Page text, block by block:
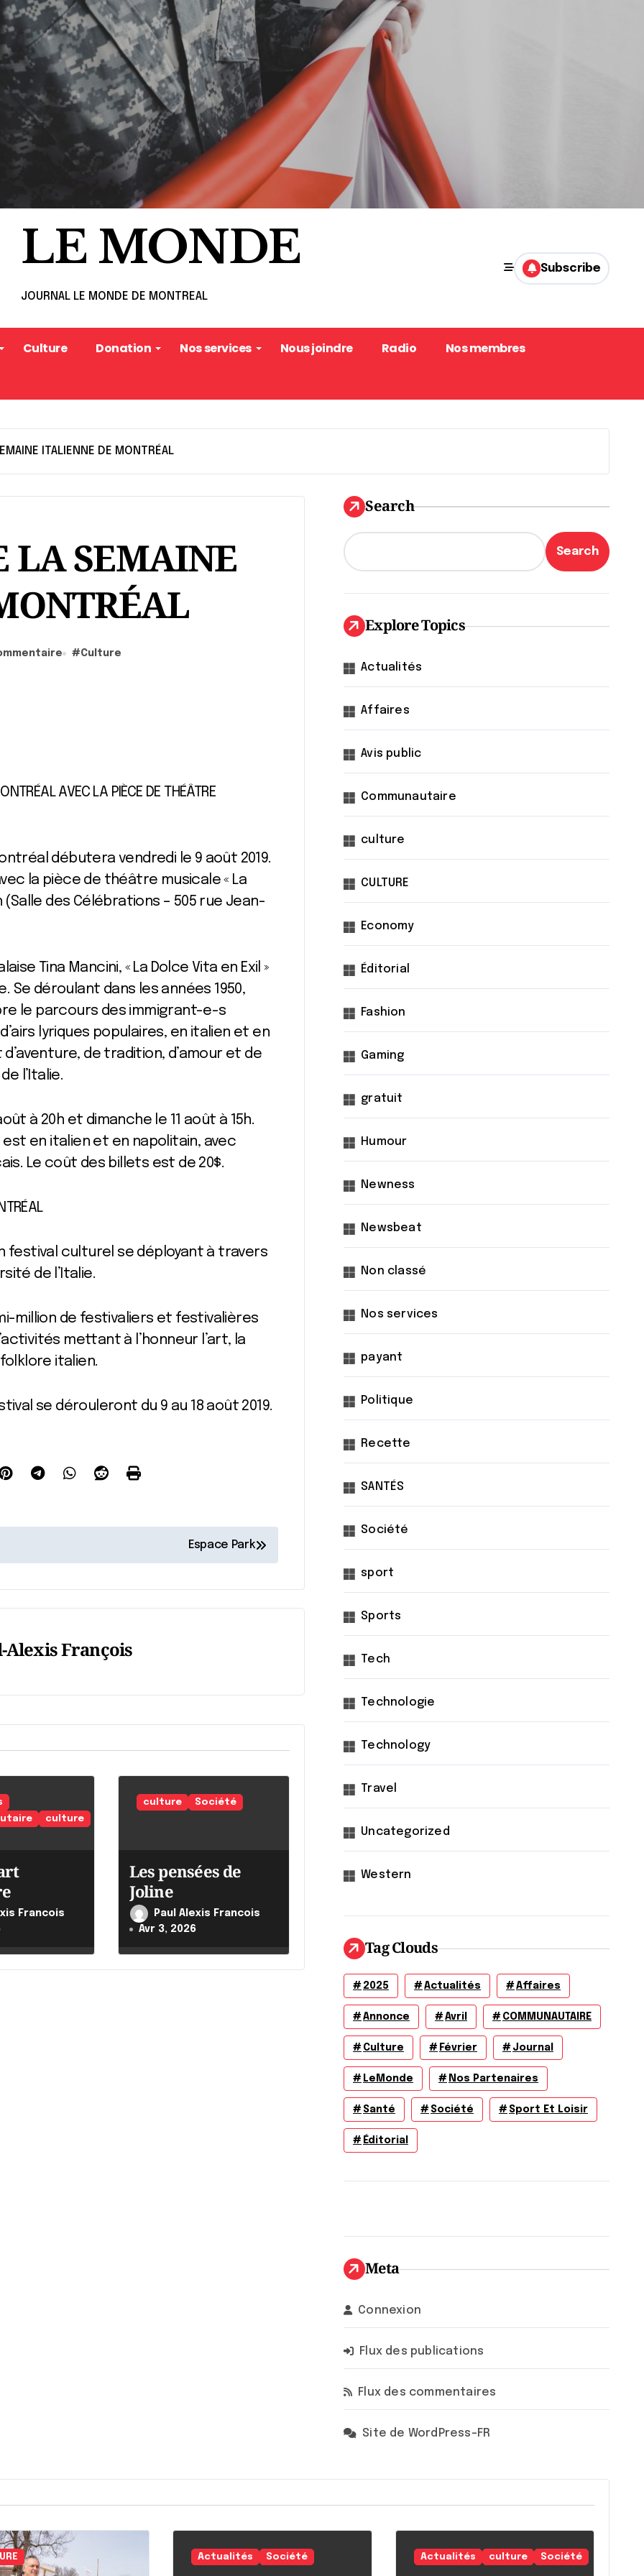
LE MONDE
JOURNAL LE MONDE DE MONTREAL
Subscribe
Culture Donation Nos services Nous joindre Radio
Nos membres
ITALIENNE DE MONTRÉAL
LA SEMAINE
#Culture
AVEC LA PIÈCE DE THÉÂTRE
débutera vendredi le 9 août 2019.
la pièce de théâtre musicale « La
(Salle des Célébrations – 505 rue Jean-
Tina Mancini, « La Dolce Vita en Exil »
déroulant dans les années 1950,
le parcours des immigrant-e-s
lyriques populaires, en italien et en
de tradition, d’amour et de
l’Italie.
à 20h et dimanche le 11 août à 15h.
est en italien et en napolitain, avec
Le coût des billets est de 20$.
festival culturel se déployant à travers
de l’Italie.
million de festivaliers et festivalières
mettant à l’honneur l’art, la
italien.
se dérouleront du 9 au 18 août 2019.
Espace Park
Alexis François
culture
Francois
culture Société
Les pensées de
Joline
Paul Alexis Francois
Avr 3, 2026
Search
Search
Explore Topics
Actualités
Affaires
Avis public
Communautaire
culture
CULTURE
Economy
Éditorial
Fashion
Gaming
gratuit
Humour
Newness
Newsbeat
Non classé
Nos services
payant
Politique
Recette
SANTÉS
Société
sport
Sports
Tech
Technologie
Technology
Travel
Uncategorized
Western
Tag Clouds
2025 Actualités Affaires
Annonce Avril COMMUNAUTAIRE
Culture Février Journal
LeMonde Nos Partenaires
Santé Société Sport Et Loisir
Éditorial
Meta
Connexion
Flux des publications
Flux des commentaires
Site de WordPress-FR
Actualités Société Actualités culture Société